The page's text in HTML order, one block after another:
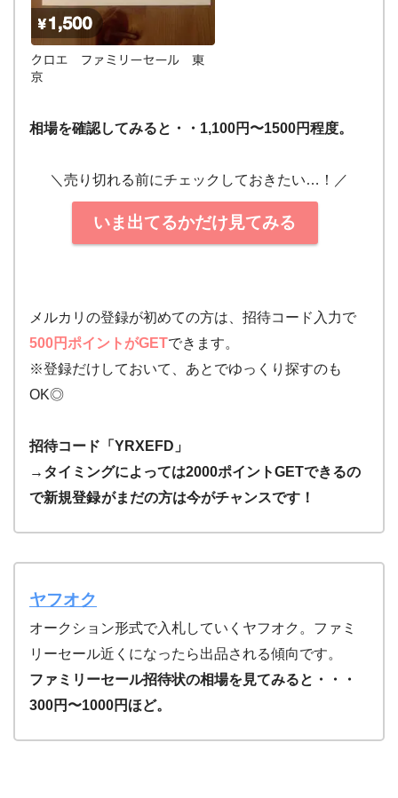
相場を確認してみると・・1,100円〜1500円程度。
＼売り切れる前にチェックしておきたい…！／
いま出てるかだけ見てみる
メルカリの登録が初めての方は、招待コード入力で
500円ポイントがGETできます。
※登録だけしておいて、あとでゆっくり探すのも
OK◎
招待コード「YRXEFD」
→タイミングによっては2000ポイントGETできるの
で新規登録がまだの方は今がチャンスです！
ヤフオク
オークション形式で入札していくヤフオク。ファミ
リーセール近くになったら出品される傾向です。
ファミリーセール招待状の相場を見てみると・・・
300円〜1000円ほど。